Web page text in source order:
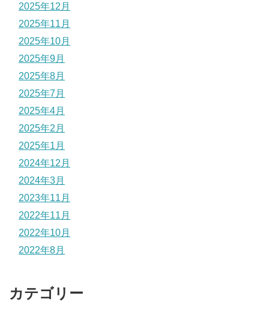
2025年12月
2025年11月
2025年10月
2025年9月
2025年8月
2025年7月
2025年4月
2025年2月
2025年1月
2024年12月
2024年3月
2023年11月
2022年11月
2022年10月
2022年8月
カテゴリー